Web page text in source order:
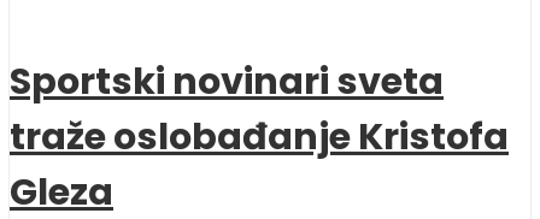
Sportski novinari sveta
traže oslobađanje Kristofa
Gleza